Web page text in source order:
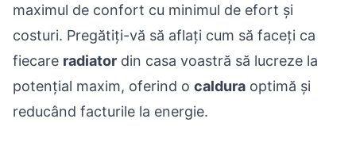
maximul de confort cu minimul de efort și
costuri. Pregătiți-vă să aflați cum să faceți ca
fiecare radiator din casa voastră să lucreze la
potențial maxim, oferind o caldura optimă și
reducând facturile la energie.